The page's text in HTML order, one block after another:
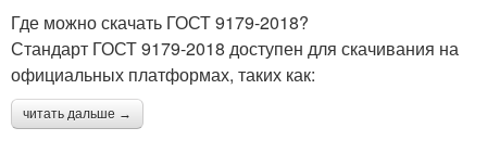
Где можно скачать ГОСТ 9179-2018?
Стандарт ГОСТ 9179-2018 доступен для скачивания на
официальных платформах, таких как:
читать дальше →